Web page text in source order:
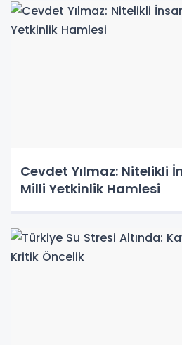
Cevdet Yılmaz: Nitelikli
Milli Yetkinlik Hamlesi